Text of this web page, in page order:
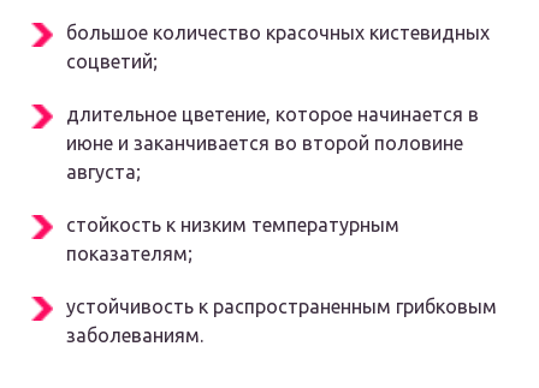
большое количество красочных кистевидных
соцветий;
длительное цветение, которое начинается в
июне и заканчивается во второй половине
августа;
стойкость к низким температурным
показателям;
устойчивость к распространенным грибковым
заболеваниям.